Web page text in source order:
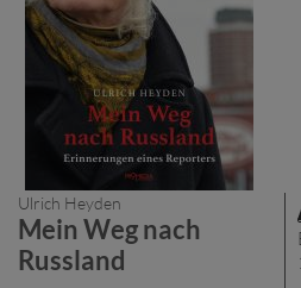
Ulrich Heyden
Mein Weg nach
Russland